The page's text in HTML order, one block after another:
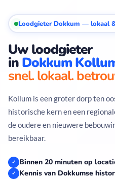
Loodgieter Dokkum — lokaal
Uw loodgieter
in Dokkum
snel. lokaal.
Kollum is een groter dorp ten
historische kern en een
de oudere en nieuwere
bereikbaar.
✓ Binnen 20 minuten op
✓ Kennis van Dokkumse